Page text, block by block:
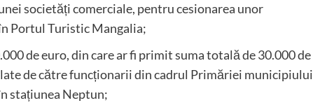
societăți comerciale, pentru cesionarea unor
Portul Turistic Mangalia;
de euro, din care ar fi primit suma totală de 30.000 de
de către funcționarii din cadrul Primăriei municipiului
stațiunea Neptun;